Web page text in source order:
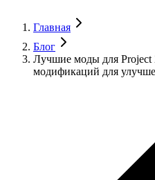
Главная
Блог
Лучшие моды для Project
модификаций для